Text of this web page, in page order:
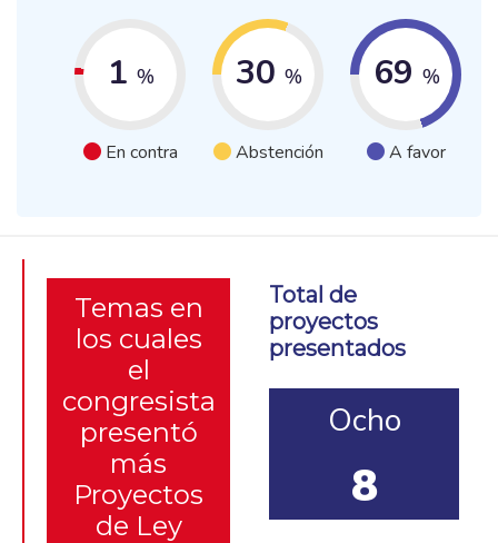
1 %
En contra
30 %
Abstención
69 %
A favor
Temas en
los cuales
el
congresista
presentó
más
Proyectos
de Ley
Total de
proyectos
presentados
Ocho
8